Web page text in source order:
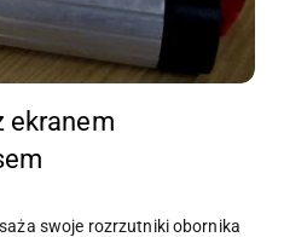
ekranem
swoje rozrzutniki obornika